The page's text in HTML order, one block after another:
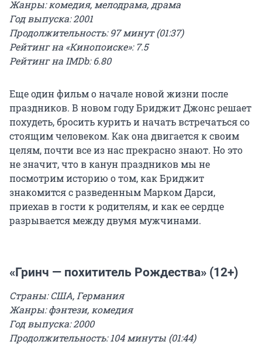
Жанры: комедия, мелодрама, драма
Год выпуска: 2001
Продолжительность: 97 минут (01:37)
Рейтинг на «Кинопоиске»: 7.5
Рейтинг на IMDb: 6.80
Еще один фильм о начале новой жизни после
праздников. В новом году Бриджит Джонс решает
похудеть, бросить курить и начать встречаться со
стоящим человеком. Как она двигается к своим
целям, почти все из нас прекрасно знают. Но это
не значит, что в канун праздников мы не
посмотрим историю о том, как Бриджит
знакомится с разведенным Марком Дарси,
приехав в гости к родителям, и как ее сердце
разрывается между двумя мужчинами.
«Гринч — похититель Рождества» (12+)
Страны: США, Германия
Жанры: фэнтези, комедия
Год выпуска: 2000
Продолжительность: 104 минуты (01:44)